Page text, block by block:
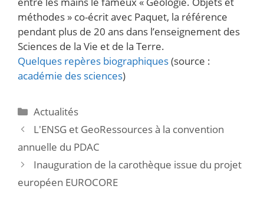
méthodes » co-écrit avec Paquet, la référence
pendant plus de 20 ans dans l’enseignement des
Sciences de la Vie et de la Terre.
Quelques repères biographiques(source :
académie des sciences)
Actualités
L'ENSG et GeoRessources à la convention
annuelle du PDAC
Inauguration de la carothèque issue du projet
européen EUROCORE